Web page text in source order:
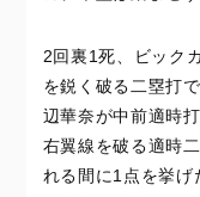
2回裏1死、ビック
を鋭く破る二塁打
辺華奈が中前適時
右翼線を破る適時
れる間に1点を挙げ